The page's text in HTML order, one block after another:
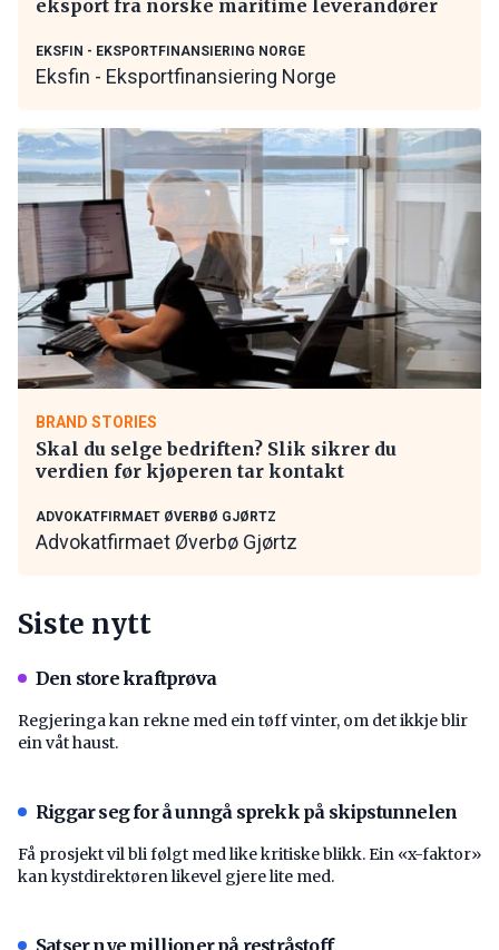
eksport fra norske maritime leverandører
EKSFIN - EKSPORTFINANSIERING NORGE
Eksfin - Eksportfinansiering Norge
BRAND STORIES
Skal du selge bedriften? Slik sikrer du
verdien før kjøperen tar kontakt
ADVOKATFIRMAET ØVERBØ GJØRTZ
Advokatfirmaet Øverbø Gjørtz
Siste nytt
Den store kraftprøva
Regjeringa kan rekne med ein tøff vinter, om det ikkje blir
ein våt haust.
Riggar seg for å unngå sprekk på skipstunnelen
Få prosjekt vil bli følgt med like kritiske blikk. Ein «x-faktor»
kan kystdirektøren likevel gjere lite med.
Satser nye millioner på restråstoff